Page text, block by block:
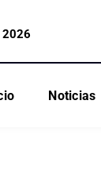
Noticias